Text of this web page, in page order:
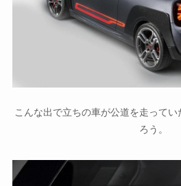
こんな出で立ちの車が公道を走って
ろう。